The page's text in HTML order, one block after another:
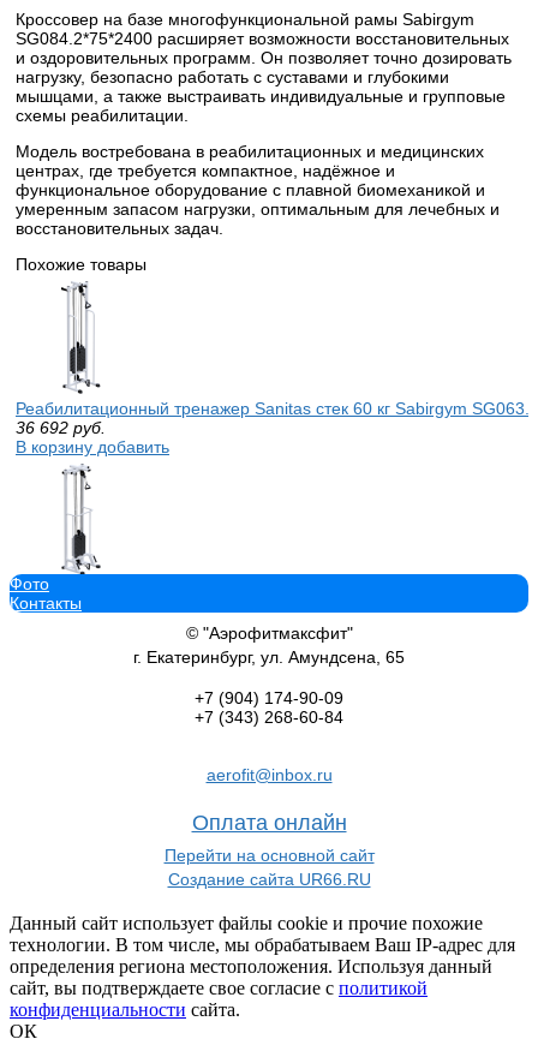
Кроссовер на базе многофункциональной рамы Sabirgym
SG084.2*75*2400 расширяет возможности восстановительных
и оздоровительных программ. Он позволяет точно дозировать
нагрузку, безопасно работать с суставами и глубокими
мышцами, а также выстраивать индивидуальные и групповые
схемы реабилитации.
Модель востребована в реабилитационных и медицинских
центрах, где требуется компактное, надёжное и
функциональное оборудование с плавной биомеханикой и
умеренным запасом нагрузки, оптимальным для лечебных и
восстановительных задач.
Похожие товары
Реабилитационный тренажер Sanitas стек 60 кг Sabirgym
36 692 руб.
В корзину добавить
Профессиональный силовой тренажер Биотонус-1 стек 60 кг
василжим
В корзину добавить
Sabirgym SG081.2*100*2400 василджим
В корзину добавить
Комплекс для функциональных тренировок Sabirgym
black step
220 589
Фото
Контакты
© "Аэрофитмаксфит"
г. Екатеринбург, ул. Амундсена, 65
+7 (904) 174-90-09
+7 (343) 268-60-84
aerofit@inbox.ru
Оплата онлайн
Перейти на основной сайт
Создание сайта UR66.RU
Данный сайт использует файлы cookie и прочие похожие
технологии. В том числе, мы обрабатываем Ваш IP-адрес для
определения региона местоположения. Используя данный
сайт, вы подтверждаете свое согласие с политикой
конфиденциальности сайта.
ОК